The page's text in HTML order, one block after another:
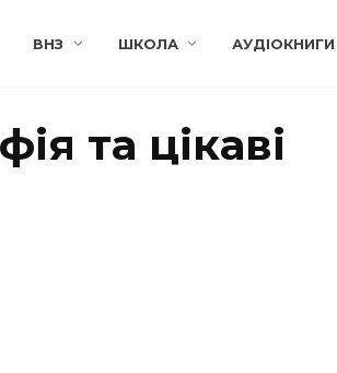
ВНЗ ШКОЛА АУДІОКНИГИ
та цікаві